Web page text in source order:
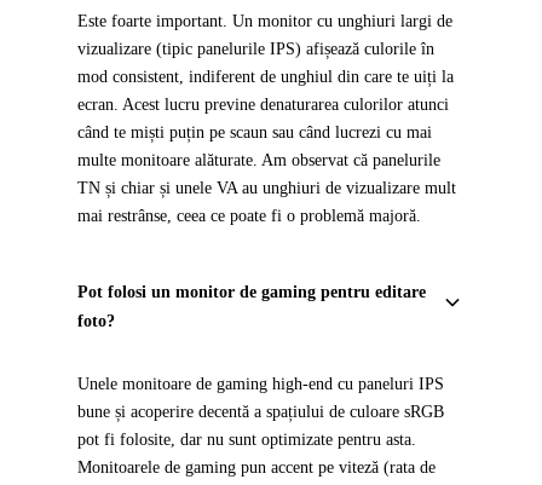
Este foarte important. Un monitor cu unghiuri largi de
vizualizare (tipic panelurile IPS) afișează culorile în
mod consistent, indiferent de unghiul din care te uiți la
ecran. Acest lucru previne denaturarea culorilor atunci
când te miști puțin pe scaun sau când lucrezi cu mai
multe monitoare alăturate. Am observat că panelurile
TN și chiar și unele VA au unghiuri de vizualizare mult
mai restrânse, ceea ce poate fi o problemă majoră.
Pot folosi un monitor de gaming pentru editare
foto?
Unele monitoare de gaming high-end cu paneluri IPS
bune și acoperire decentă a spațiului de culoare sRGB
pot fi folosite, dar nu sunt optimizate pentru asta.
Monitoarele de gaming pun accent pe viteză (rata de